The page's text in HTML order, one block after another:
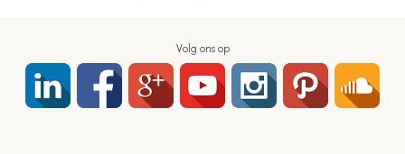
Volg ons op